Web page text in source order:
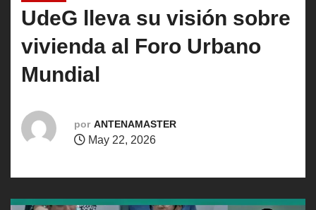
UdeG lleva su visión sobre
vivienda al Foro Urbano
Mundial
por ANTENAMASTER
May 22, 2026